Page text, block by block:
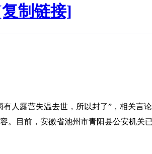
制链接]
露营失温去世，所以封了”，相关言
目前，安徽省池州市青阳县公安机关